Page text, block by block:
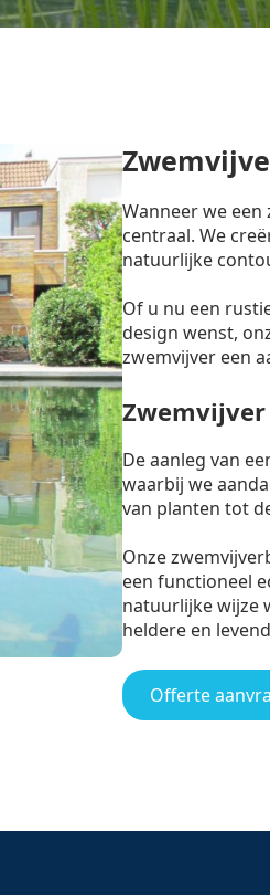
Wanneer we
centraal. We
natuurlijke
Of u nu een
design wenst,
zwemvijver een
Zwemvijver
De aanleg van
waarbij we
van planten tot
Onze
een functioneel
natuurlijke wijze
heldere en
Offerte